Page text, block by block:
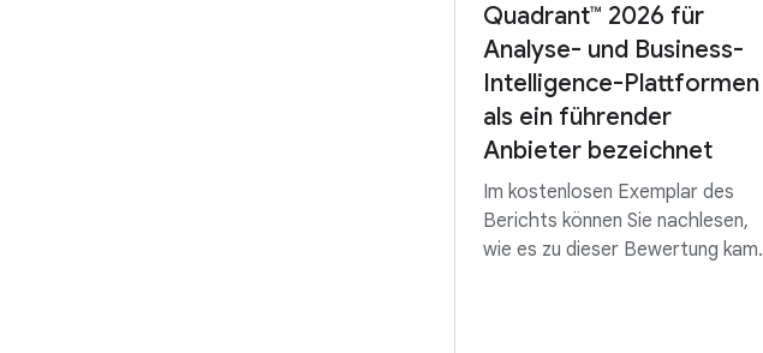
Quadrant™ 2026 für
Analyse- und Business-
Intelligence-Plattformen
als ein führender
Anbieter bezeichnet
Im kostenlosen Exemplar des
Berichts können Sie nachlesen,
wie es zu dieser Bewertung kam.